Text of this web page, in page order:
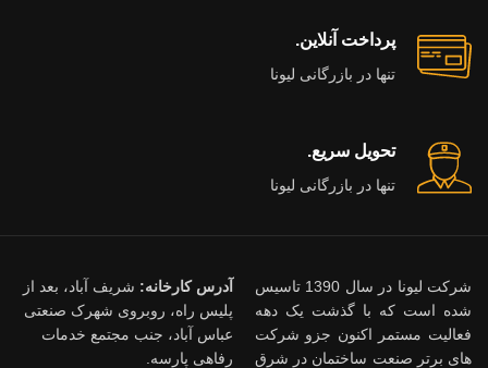
پرداخت آنلاین.
تنها در بازرگانی لیونا
تحویل سریع.
تنها در بازرگانی لیونا
شرکت لیونا در سال 1390 تاسیس
شده است که با گذشت یک دهه
فعالیت مستمر اکنون جزو شرکت
های برتر صنعت ساختمان در شرق
آدرس کارخانه: شریف آباد، بعد از
پلیس راه، روبروی شهرک صنعتی
عباس آباد، جنب مجتمع خدمات
رفاهی پارسه.